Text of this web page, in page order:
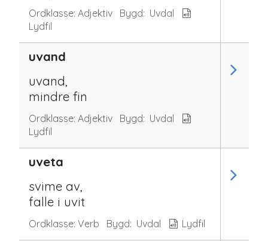
Ordklasse: Adjektiv Bygd: Uvdal
Lydfil
uvand
uvand,
mindre fin
Ordklasse: Adjektiv Bygd: Uvdal
Lydfil
uveta
svime av,
falle i uvit
Ordklasse: Verb Bygd: Uvdal Lydfil